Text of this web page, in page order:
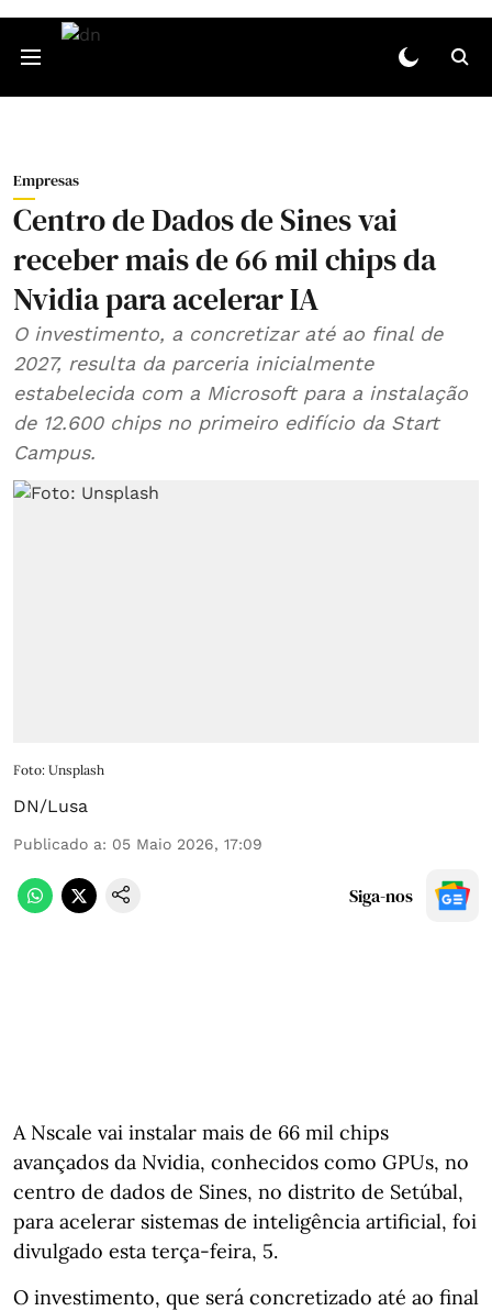
Empresas
Centro de Dados de Sines vai
receber mais de 66 mil chips da
Nvidia para acelerar IA
O investimento, a concretizar até ao final de
2027, resulta da parceria inicialmente
estabelecida com a Microsoft para a instalação
de 12.600 chips no primeiro edifício da Start
Campus.
Foto: Unsplash
DN/Lusa
Publicado a: 05 Maio 2026, 17:09
Siga-nos
A Nscale vai instalar mais de 66 mil chips
avançados da Nvidia, conhecidos como GPUs, no
centro de dados de Sines, no distrito de Setúbal,
para acelerar sistemas de inteligência artificial, foi
divulgado esta terça-feira, 5.
O investimento, que será concretizado até ao final